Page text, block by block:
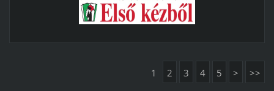
1 2 3 4 5 > >>